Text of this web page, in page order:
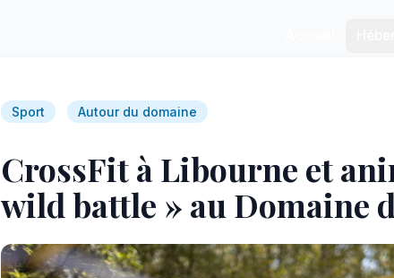
Sport Autour du domaine
CrossFit à Libourne et
wild battle » au Domaine